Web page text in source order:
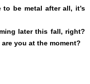
to be metal after all, it’s
later this fall, right?
are you at the moment?